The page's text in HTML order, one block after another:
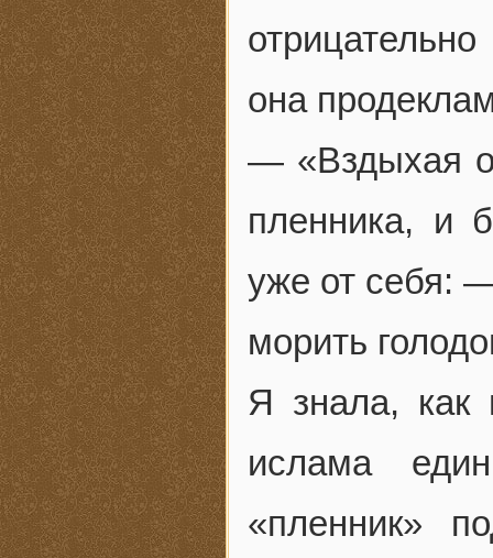
она
— «Вздыхая о
пленника, и
уже от себя:
морить
Я знала, как
ислама
«пленник»